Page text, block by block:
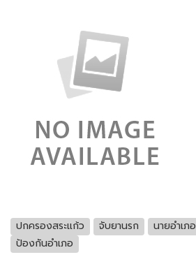
ปกครองสระแก้ว จับยานรก นายอำเภอ
ป้องกันอำเภอ